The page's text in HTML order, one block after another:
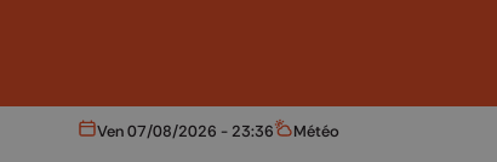
Aujourd'hui
Ven 07/08/2026 - 23:36 Météo
Météo